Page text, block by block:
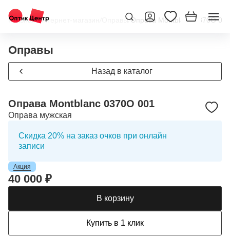
Главная/Интернет-магазин Оправы/Оправа Montblanc 0370O 001
Оправы
Назад в каталог
Оправа Montblanc 0370O 001
Оправа мужская
Скидка 20% на заказ очков при онлайн
записи
Акция
40 000 ₽
В корзину
Купить в 1 клик